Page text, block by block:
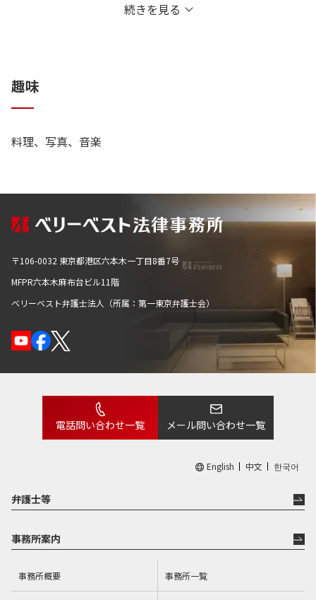
インターネットでいろいろな情報に触れることができ、AI
に相談したりすることもできる時代ですが、そのような時
よう、精進しています。
法律上どうしても難しいこと、裁判官の判断に期待ができ
ないことについても、メリット、デメリットを並べるだけ
の平面的なアドバイスに尽きず、具体的な戦略を提案でき
職務信条
依頼者利益の保護、実現
続きを見る
趣味
料理、写真、音楽
〒106-0032 東京都港区六本木一丁目8番7号
MFPR六本木麻布台ビル11階
ベリーベスト弁護士法人（所属：第一東京弁護士会）
電話問い合わせ一覧 メール問い合わせ一覧
English 中文 한국어
弁護士等
事務所案内
事務所概要 事務所一覧